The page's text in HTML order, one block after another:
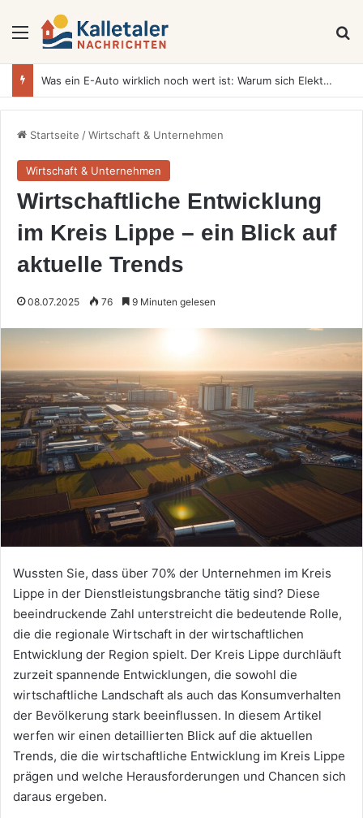
Menü
Was ein E-Auto wirklich noch wert ist: Warum sich Elektrofahrzeuge bei der Wertermittlung anders verhalten als Verbrenner
Startseite /Wirtschaft & Unternehmen
Wirtschaft & Unternehmen
Wirtschaftliche Entwicklung
im Kreis Lippe – ein Blick auf
aktuelle Trends
08.07.2025 76 9 Minuten gelesen
Wussten Sie, dass über 70% der Unternehmen im Kreis
Lippe in der Dienstleistungsbranche tätig sind? Diese
beeindruckende Zahl unterstreicht die bedeutende Rolle,
die die regionale Wirtschaft in der wirtschaftlichen
Entwicklung der Region spielt. Der Kreis Lippe durchläuft
zurzeit spannende Entwicklungen, die sowohl die
wirtschaftliche Landschaft als auch das Konsumverhalten
der Bevölkerung stark beeinflussen. In diesem Artikel
werfen wir einen detaillierten Blick auf die aktuellen
Trends, die die wirtschaftliche Entwicklung im Kreis Lippe
prägen und welche Herausforderungen und Chancen sich
daraus ergeben.